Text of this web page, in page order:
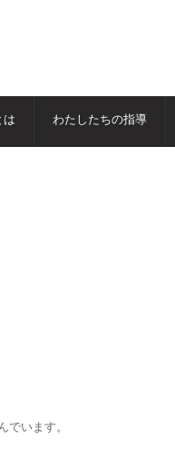
は わたしたちの指導
います。